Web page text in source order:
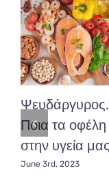
Ψευδάργυρος.
Ποια τα οφέλη
στην υγεία
June 3rd, 2023